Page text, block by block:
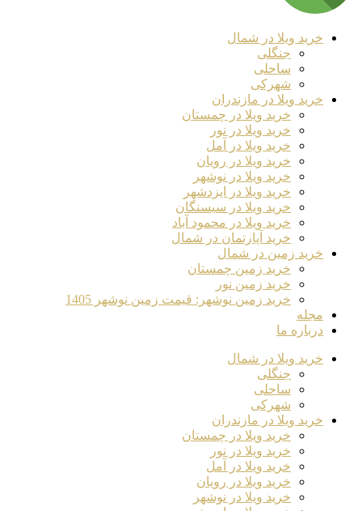
خرید ویلا در شمال
جنگلی
ساحلی
شهرکی
خرید ویلا در مازندران
خرید ویلا در چمستان
خرید ویلا در نور
خرید ویلا در آمل
خرید ویلا در رویان
خرید ویلا در نوشهر
خرید ویلا در ایزدشهر
خرید ویلا در سیسنگان
خرید ویلا در محمود آباد
خرید آپارتمان در شمال
خرید زمین در شمال
خرید زمین چمستان
خرید زمین نور
خرید زمین نوشهر: قیمت زمین نوشهر 1405
مجله
درباره ما
خرید ویلا در شمال
جنگلی
ساحلی
شهرکی
خرید ویلا در مازندران
خرید ویلا در چمستان
خرید ویلا در نور
خرید ویلا در آمل
خرید ویلا در رویان
خرید ویلا در نوشهر